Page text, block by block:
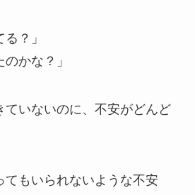
？」
のかな？」
ていないのに、不安がどんど
もいられないような不安